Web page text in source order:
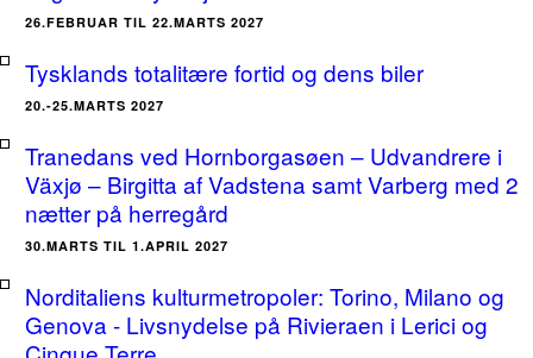
26.FEBRUAR TIL 22.MARTS 2027
Tysklands totalitære fortid og dens biler
20.-25.MARTS 2027
Tranedans ved Hornborgasøen – Udvandrere i
Växjø – Birgitta af Vadstena samt Varberg med 2
nætter på herregård
30.MARTS TIL 1.APRIL 2027
Norditaliens kulturmetropoler: Torino, Milano og
Genova - Livsnydelse på Rivieraen i Lerici og